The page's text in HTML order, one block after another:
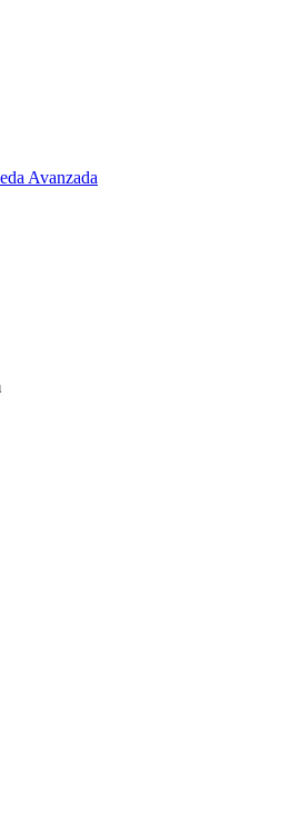
Avanzada